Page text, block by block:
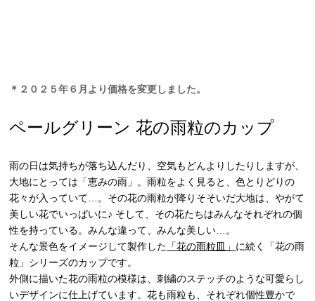
＊２０２５年６月より価格を変更しました。
ペールグリーン 花の雨粒のカップ
雨の日は気持ちが落ち込んだり、空気もどんよりしたりしますが、
大地にとっては「恵みの雨」。雨粒をよく見ると、色とりどりの
花々が入っていて…。その花の雨粒が降りそそいだ大地は、やがて
美しい花でいっぱいに♪ そして、その花たちはみんなそれぞれの個
性を持っている。みんな違って、みんな美しい…。
そんな景色をイメージして製作した 「花の雨粒皿」 に続く「花の雨
粒」シリーズのカップです。
外側に描いた花の雨粒の模様は、刺繍のステッチのような可愛らし
いデザインに仕上げています。花も雨粒も、それぞれ個性豊かで